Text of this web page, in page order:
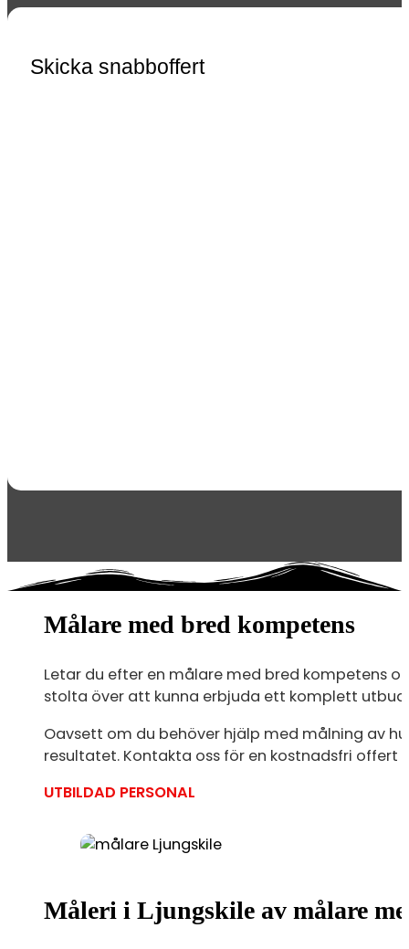
Skicka snabboffert
Målare med bred kompetens
Letar du efter en målare med bred kompetens
stolta över att kunna erbjuda ett komplett
Oavsett om du behöver hjälp med målning av
resultatet. Kontakta oss för en kostnadsfri
UTBILDAD PERSONAL
Måleri i Ljungskile av målare